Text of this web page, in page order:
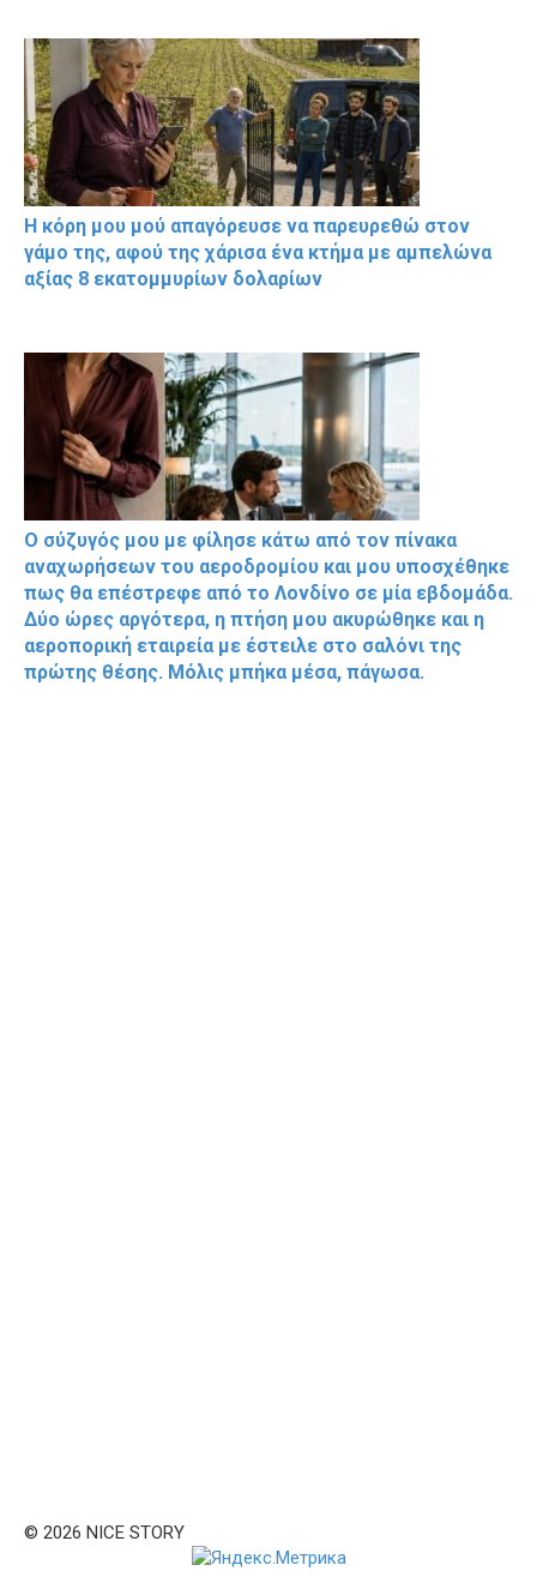
Η κόρη μου μού απαγόρευσε να παρευρεθώ στον
γάμο της, αφού της χάρισα ένα κτήμα με αμπελώνα
αξίας 8 εκατομμυρίων δολαρίων
Ο σύζυγός μου με φίλησε κάτω από τον πίνακα
αναχωρήσεων του αεροδρομίου και μου υποσχέθηκε
πως θα επέστρεφε από το Λονδίνο σε μία εβδομάδα.
Δύο ώρες αργότερα, η πτήση μου ακυρώθηκε και η
αεροπορική εταιρεία με έστειλε στο σαλόνι της
πρώτης θέσης. Μόλις μπήκα μέσα, πάγωσα.
© 2026 NICE STORY